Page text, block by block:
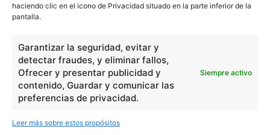
haciendo clic en el icono de Privacidad situado en la parte inferior de la
pantalla.
Garantizar la seguridad, evitar y
detectar fraudes, y eliminar fallos,
Ofrecer y presentar publicidad y
contenido, Guardar y comunicar las
preferencias de privacidad.
Siempre activo
Leer más sobre estos propósitos